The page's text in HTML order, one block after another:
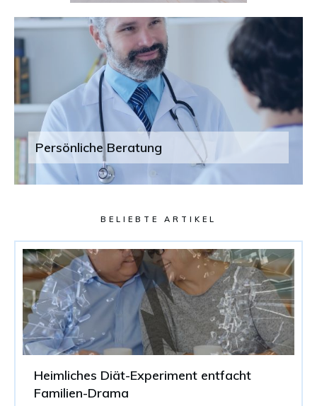
Persönliche Beratung
BELIEBTE ARTIKEL
Heimliches Diät-Experiment entfacht
Familien-Drama